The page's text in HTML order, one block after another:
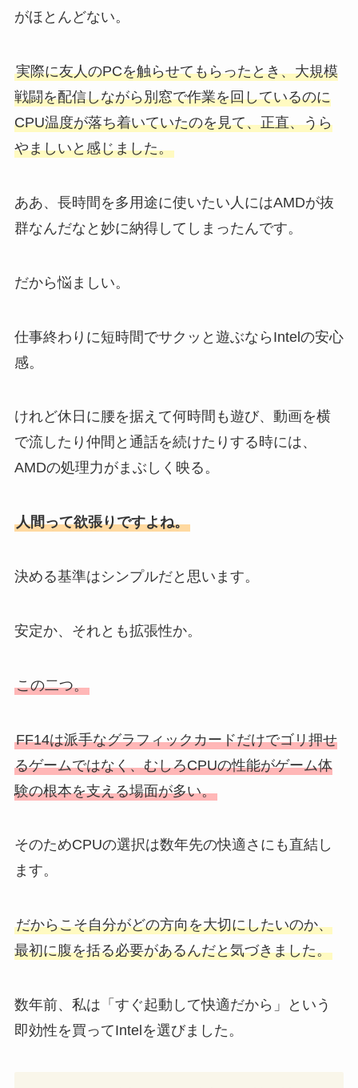
がほとんどない。
実際に友人のPCを触らせてもらったとき、大規模
戦闘を配信しながら別窓で作業を回しているのに
CPU温度が落ち着いていたのを見て、正直、うら
やましいと感じました。
ああ、長時間を多用途に使いたい人にはAMDが抜
群なんだなと妙に納得してしまったんです。
だから悩ましい。
仕事終わりに短時間でサクッと遊ぶならIntelの安心
感。
けれど休日に腰を据えて何時間も遊び、動画を横
で流したり仲間と通話を続けたりする時には、
AMDの処理力がまぶしく映る。
人間って欲張りですよね。
決める基準はシンプルだと思います。
安定か、それとも拡張性か。
この二つ。
FF14は派手なグラフィックカードだけでゴリ押せ
るゲームではなく、むしろCPUの性能がゲーム体
験の根本を支える場面が多い。
そのためCPUの選択は数年先の快適さにも直結し
ます。
だからこそ自分がどの方向を大切にしたいのか、
最初に腹を括る必要があるんだと気づきました。
数年前、私は「すぐ起動して快適だから」という
即効性を買ってIntelを選びました。